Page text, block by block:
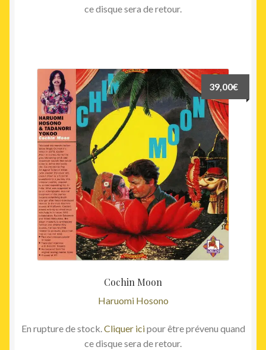
ce disque sera de retour.
Cochin Moon
Haruomi Hosono
39,00€
En rupture de stock.Cliquer icipour être prévenu quand
ce disque sera de retour.